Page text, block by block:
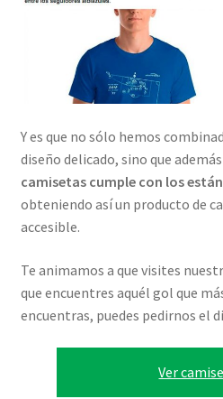
Y es que no sólo hemos
diseño delicado, sino que además
camisetas cumple con los
obteniendo así un producto de
accesible.
Te animamos a que visites
que encuentres aquél gol que
encuentras, puedes pedirnos el
Ver